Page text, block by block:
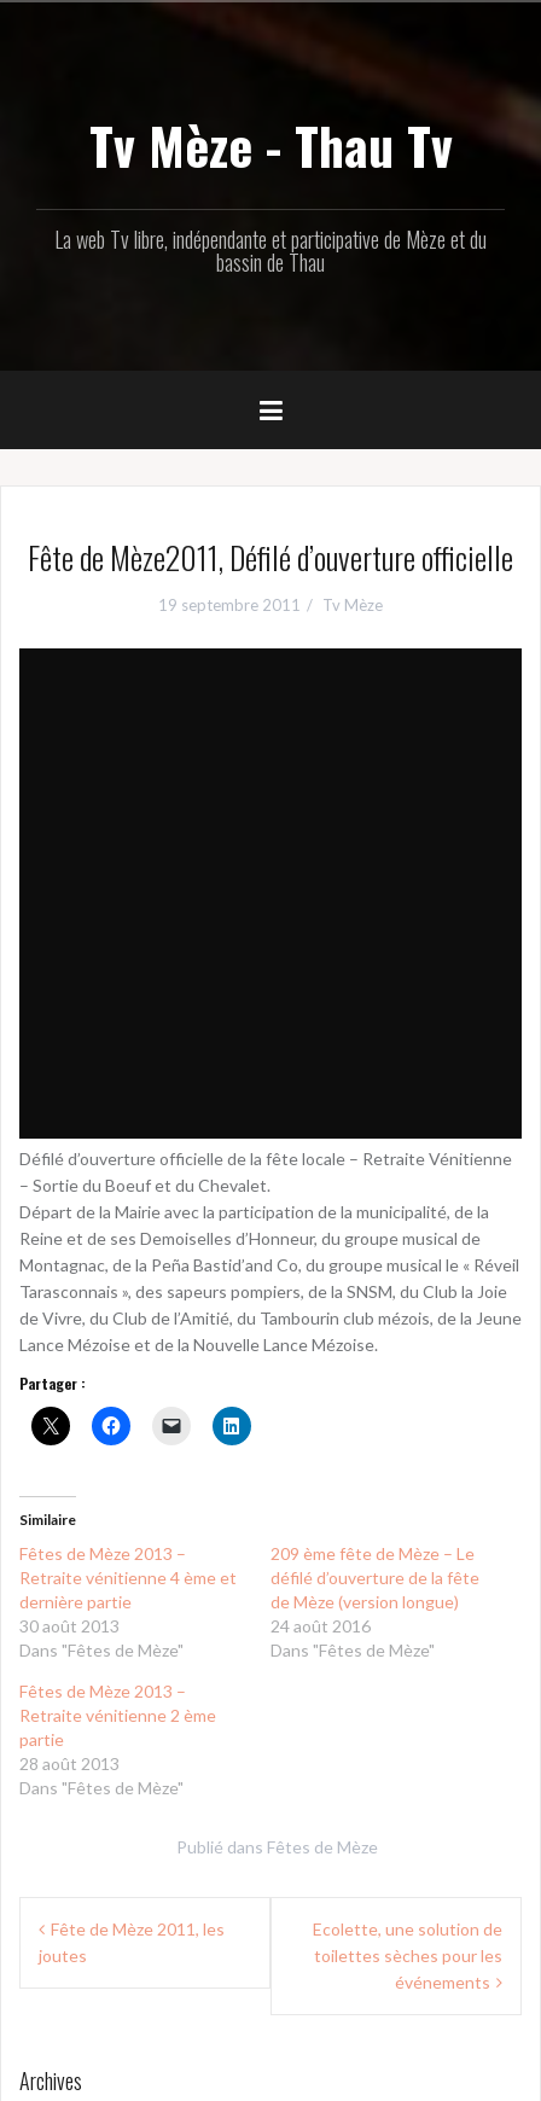
Tv Mèze - Thau Tv
La web Tv libre, indépendante et participative de Mèze et du
bassin de Thau
Fête de Mèze2011, Défilé d’ouverture officielle
19 septembre 2011 Tv Mèze
Défilé d’ouverture officielle de la fête locale – Retraite Vénitienne
– Sortie du Boeuf et du Chevalet.
Départ de la Mairie avec la participation de la municipalité, de la
Reine et de ses Demoiselles d’Honneur, du groupe musical de
Montagnac, de la Peña Bastid’and Co, du groupe musical le « Réveil
Tarasconnais », des sapeurs pompiers, de la SNSM, du Club la Joie
de Vivre, du Club de l’Amitié, du Tambourin club mézois, de la Jeune
Lance Mézoise et de la Nouvelle Lance Mézoise.
Partager :
Similaire
Fêtes de Mèze 2013 –
Retraite vénitienne 4 ème et
dernière partie
30 août 2013
Dans "Fêtes de Mèze"
209 ème fête de Mèze – Le
défilé d’ouverture de la fête
de Mèze (version longue)
24 août 2016
Dans "Fêtes de Mèze"
Fêtes de Mèze 2013 –
Retraite vénitienne 2 ème
partie
28 août 2013
Dans "Fêtes de Mèze"
Publié dans Fêtes de Mèze
Navigation
deFête de Mèze 2011, les
joutes
Ecolette, une solution de
toilettes sèches pour les
événements
Archives